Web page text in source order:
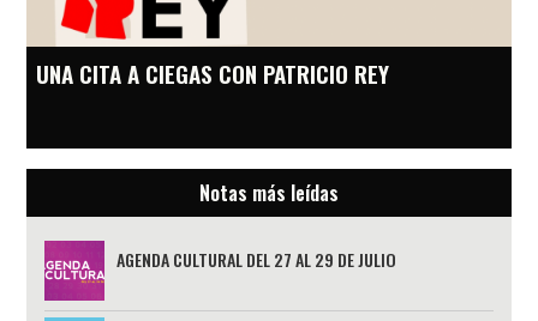
UNA CITA A CIEGAS CON PATRICIO REY
Notas más leídas
AGENDA CULTURAL DEL 27 AL 29 DE JULIO